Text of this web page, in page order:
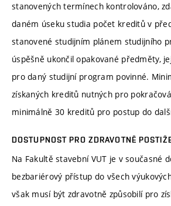
stanovených termínech kontrolováno,
daném úseku studia počet kreditů v
stanovené studijním plánem studijního
úspěšně ukončil opakované předměty,
pro daný studijní program povinné.
získaných kreditů nutných pro
minimálně 30 kreditů pro postup do
DOSTUPNOST PRO ZDRAVOTNĚ
Na Fakultě stavební VUT je v současné
bezbariérový přístup do všech
však musí být zdravotně způsobilí pro